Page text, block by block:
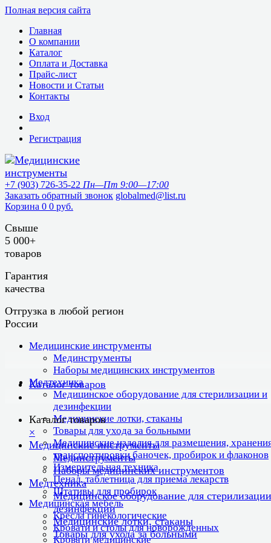
Полная версия сайта
Главная
О компании
Каталог
Оплата и Доставка
Прайс-лист
Новости и Статьи
Контакты
Вход
Регистрация
+7 (903) 726-35-22 Пн—Пт 9:00—17:00
Заказать обратный звонок globalmed@list.ru
Корзина 0 0 руб.
Свыше
5 000+
товаров
Гарантия
качества
Отгрузка в любой регион
России
Медицинские инструменты
Мединструменты
Наборы медицинских инструментов
Медтехника
Медицинское оборудование для стерилизации и
дезинфекции
Медицинские лотки, стаканы
Товары для ухода за больными
Медицинские изделия для размещения,
транспортировки баночек, пробирок и флаконов
Измерительная техника
Пенал, таблетница для приема лекарств
Штативы для пробирок
Медицинская мебель
Кресла гинекологические
Кровати и столы для новорожденных
Кровати медицинские
Каталог товаров
Каталог товаров
×
Медицинские инструменты
Мединструменты
Наборы медицинских инструментов
Медтехника
Медицинское оборудование для
дезинфекции
Медицинские лотки, стаканы
Товары для ухода за больными